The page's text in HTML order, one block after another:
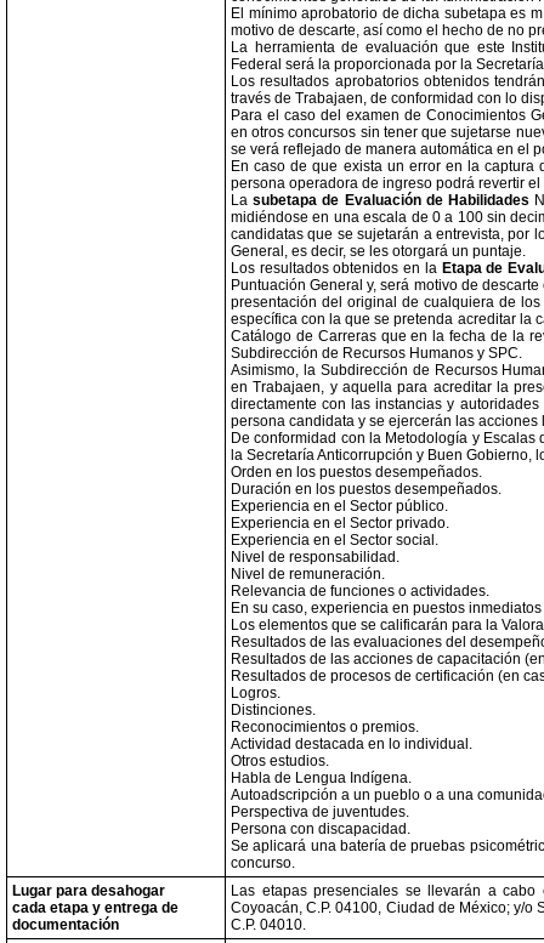
El mínimo aprobatorio de dicha subetapa es
motivo de descarte, así como el hecho de no
La herramienta de evaluación que este
Federal será la proporcionada por la
Los resultados aprobatorios obtenidos
través de Trabajaen, de conformidad con lo
Para el caso del examen de Conocimientos
en otros concursos sin tener que sujetarse
se verá reflejado de manera automática en el
En caso de que exista un error en la
persona operadora de ingreso podrá revertir
Lasubetapa de Evaluación de Habilidades
midiéndose en una escala de 0 a 100 sin
candidatas que se sujetarán a entrevista, por
General, es decir, se les otorgará un puntaje.
Los resultados obtenidos en la Etapa de
Puntuación General y, será motivo de
presentación del original de cualquiera de
específica con la que se pretenda acreditar la
Catálogo de Carreras que en la fecha de la
Subdirección de Recursos Humanos y SPC.
Asimismo, la Subdirección de Recursos
en Trabajaen, y aquella para acreditar la
directamente con las instancias y
persona candidata y se ejercerán las acciones
De conformidad con la Metodología y
la Secretaría Anticorrupción y Buen
Orden en los puestos desempeñados.
Duración en los puestos desempeñados.
Experiencia en el Sector público.
Experiencia en el Sector privado.
Experiencia en el Sector social.
Nivel de responsabilidad.
Nivel de remuneración.
Relevancia de funciones o actividades.
En su caso, experiencia en puestos
Los elementos que se calificarán para la
Resultados de las evaluaciones del
Resultados de las acciones de capacitación
Resultados de procesos de certificación (en
Logros.
Distinciones.
Reconocimientos o premios.
Actividad destacada en lo individual.
Otros estudios.
Habla de Lengua Indígena.
Autoadscripción a un pueblo o a una
Perspectiva de juventudes.
Persona con discapacidad.
Se aplicará una batería de pruebas
concurso.
Lugar para desahogar
cada etapa y entrega de
documentación
Las etapas presenciales se llevarán a
Coyoacán, C.P. 04100, Ciudad de México; y/
C.P. 04010.